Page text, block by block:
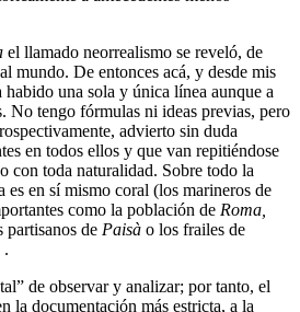
el llamado neorrealismo se reveló, de
mundo. De entonces acá, y desde mis
una sola y única línea aunque a
No tengo fórmulas ni ideas previas, pero
advierto sin duda
en todos ellos y que van repitiéndose
con toda naturalidad. Sobre todo la
en sí mismo coral (los marineros de
como la población de Roma,
partisanos de Paisà o los frailes de
.
de observar y analizar; por tanto, el
la documentación más estricta, a la